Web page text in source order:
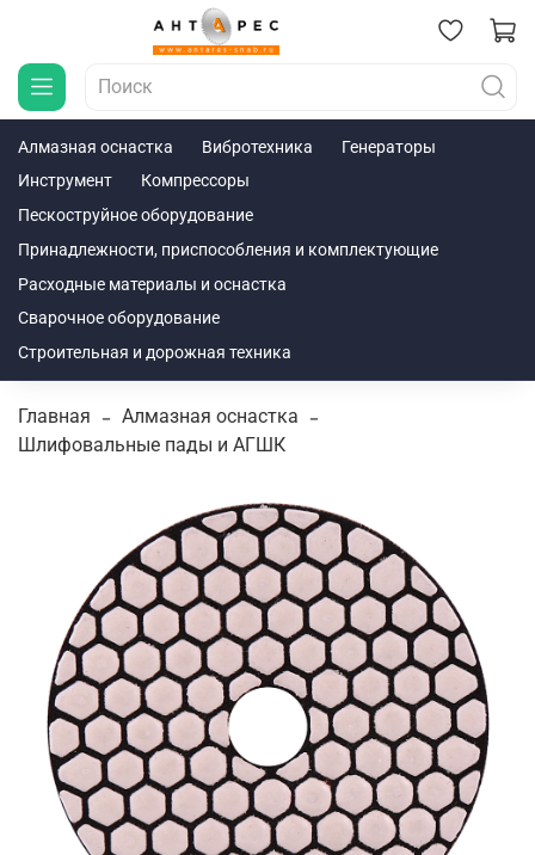
Алмазная оснастка Вибротехника
Генераторы
Инструмент
Компрессоры
Пескоструйное оборудование
Принадлежности, приспособления и комплектующие
Расходные материалы и оснастка
Сварочное оборудование
Строительная и дорожная техника
Главная
Алмазная оснастка
Шлифовальные пады и АГШК